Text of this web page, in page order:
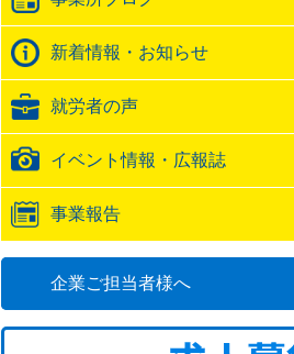
ク
バ
ッ
URL
新着情報・お知らせ
就労者の声
イベント情報・広報誌
事業報告
企業ご担当者様へ